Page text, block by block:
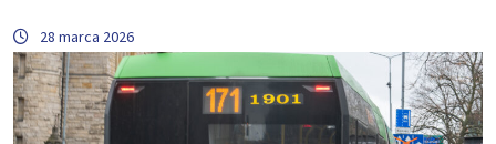
28 marca 2026